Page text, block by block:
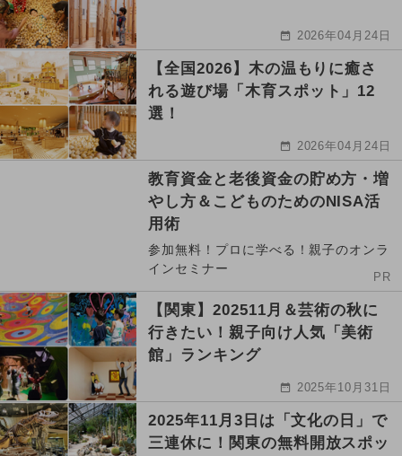
2026年04月24日
【全国2026】木の温もりに癒さ
れる遊び場「木育スポット」12
選！
2026年04月24日
教育資金と老後資金の貯め方・増
やし方＆こどものためのNISA活
用術
参加無料！プロに学べる！親子のオンラ
インセミナー
PR
【関東】202511月＆芸術の秋に
行きたい！親子向け人気「美術
館」ランキング
2025年10月31日
2025年11月3日は「文化の日」で
三連休に！関東の無料開放スポッ